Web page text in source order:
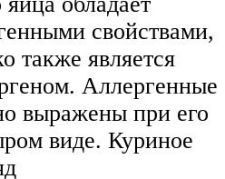
свойствами,
также является
Аллергенные
выражены при его
виде. Куриное